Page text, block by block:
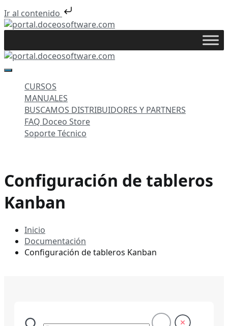
Ir al contenido
Saltar
portal.doceosoftware.com
CURSOS
MANUALES
BUSCAMOS DISTRIBUIDORES Y PARTNERS
FAQ Doceo Store
Soporte Técnico
Configuración de tableros
Kanban
Inicio
Documentación
Configuración de tableros Kanban